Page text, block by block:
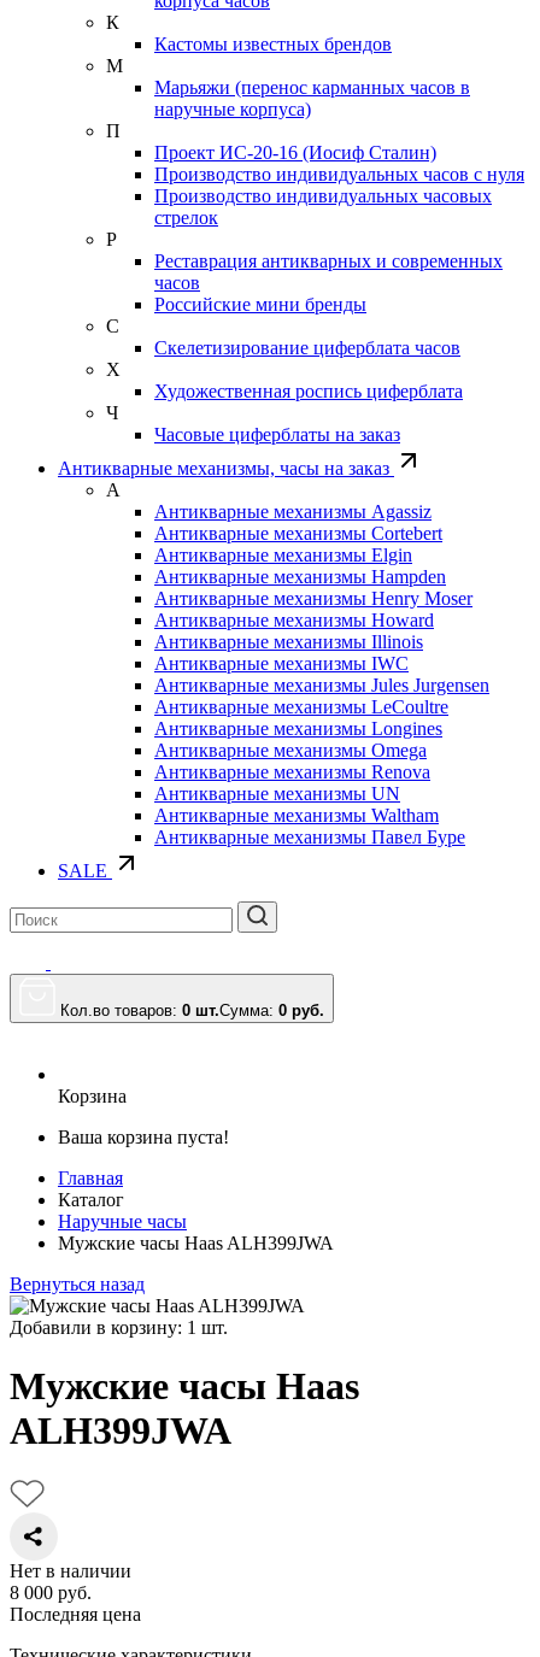
К
Кастомы известных брендов
М
Марьяжи (перенос карманных часов в
наручные корпуса)
П
Проект ИС-20-16 (Иосиф Сталин)
Производство индивидуальных часов с нуля
Производство индивидуальных часовых
стрелок
Р
Реставрация антикварных и современных
часов
Российские мини бренды
С
Скелетизирование циферблата часов
Х
Художественная роспись циферблата
Ч
Часовые циферблаты на заказ
Антикварные механизмы, часы на заказ
А
Антикварные механизмы Agassiz
Антикварные механизмы Cortebert
Антикварные механизмы Elgin
Антикварные механизмы Hampden
Антикварные механизмы Henry Moser
Антикварные механизмы Howard
Антикварные механизмы Illinois
Антикварные механизмы IWC
Антикварные механизмы Jules Jurgensen
Антикварные механизмы LeCoultre
Антикварные механизмы Longines
Антикварные механизмы Omega
Антикварные механизмы Renova
Антикварные механизмы UN
Антикварные механизмы Waltham
Антикварные механизмы Павел Буре
SALE
Кол.во товаров: 0 шт.Сумма: 0 руб.
Корзина
Ваша корзина пуста!
Главная
Каталог
Наручные часы
Мужские часы Haas ALH399JWA
Вернуться назад
Добавили в корзину: 1 шт.
Мужские часы Haas
ALH399JWA
Нет в наличии
8 000 руб.
Последняя цена